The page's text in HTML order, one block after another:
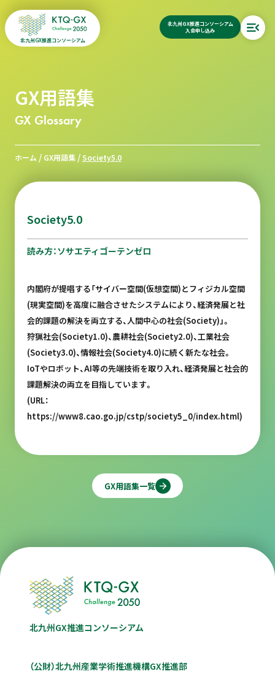
北九州GX推進コンソーシアム
北九州GX推進コンソーシアム
入会申し込み
GX用語集
GX Glossary
ホーム/ GX用語集/ Society5.0
Society5.0
読み方：ソサエティゴーテンゼロ
内閣府が提唱する「サイバー空間(仮想空間)とフィジカル空間
(現実空間)を高度に融合させたシステムにより、経済発展と社
会的課題の解決を両立する、人間中心の社会(Society)」。
狩猟社会(Society1.0)、農耕社会(Society2.0)、工業社会
(Society3.0)、情報社会(Society4.0)に続く新たな社会。
IoTやロボット、AI等の先端技術を取り入れ、経済発展と社会的
課題解決の両立を目指しています。
(URL：
https://www8.cao.go.jp/cstp/society5_0/index.html)
GX用語集一覧
北九州GX推進コンソーシアム
（公財）北九州産業学術推進機構GX推進部